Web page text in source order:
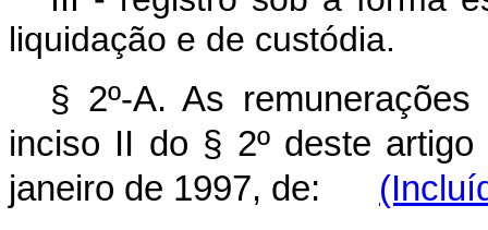
liquidação e de custódia.
§ 2º-A. As
inciso II do § 2º deste
janeiro de 1997, de: